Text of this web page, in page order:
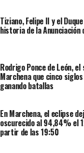
Tiziano, Felipe II y el
historia de la Anunciación
Rodrigo Ponce de León, el
Marchena que cinco
ganando batallas
En Marchena, el eclipse
oscurecido al 94,84% el
partir de las 19:50